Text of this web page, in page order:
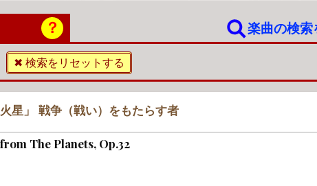
？ 楽曲の検索
✖ 検索をリセットする
星」 戦争（戦い）をもたらす者
The Planets, Op.32